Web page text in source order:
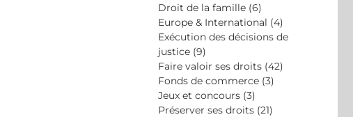
Droit de la famille (6)
Europe & International (4)
Exécution des décisions de
justice (9)
Faire valoir ses droits (42)
Fonds de commerce (3)
Jeux et concours (3)
Préserver ses droits (21)